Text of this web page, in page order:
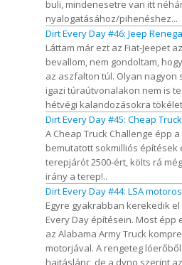
buli, mindenesetre van itt
nyalogatásához/pihenéshez...
Dirt Every Day #46: Jeep
Láttam már ezt az Fiat-Jeepet
bevallom, nem gondoltam,
az aszfalton túl. Olyan nagyon
igazi túraútvonalakon nem is
hétvégi kalandozásokra
Dirt Every Day #45: Cheap
A Cheap Truck Challenge épp
bemutatott sokmilliós építések
terepjárót 2500-ért, költs rá
irány a terep!..
Dirt Every Day #44: LSA motoros
Egyre gyakrabban kerekedik
Every Day építésein. Most épp
az Alabama Army Truck
motorjával. A rengeteg
hajtáslánc, de a dyno szerint